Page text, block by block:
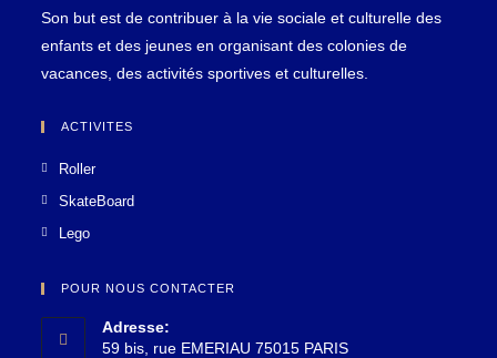
Son but est de contribuer à la vie sociale et culturelle des
enfants et des jeunes en organisant des colonies de
vacances, des activités sportives et culturelles.
ACTIVITES
Roller
SkateBoard
Lego
POUR NOUS CONTACTER
Adresse:
59 bis, rue EMERIAU 75015 PARIS